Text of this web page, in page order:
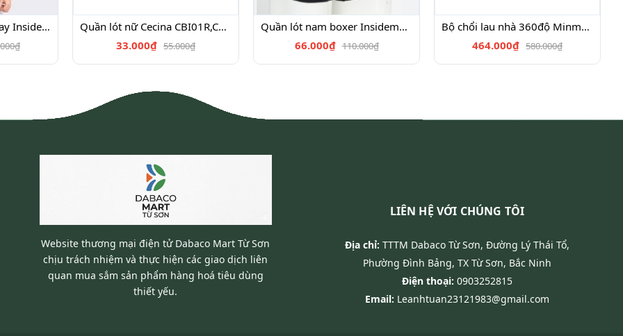
Áo thun có cổ ngắn tay Insidemen IPS040S3, IPS034S3,IPS022S3,IPS019S3,IPS064S2
Quần lót nữ Cecina CBI01R,CBI02R
33.000₫ 55.000₫
Quần lót nam boxer Insidemen IBX016,IBX015
66.000₫ 110.000₫
Bộ chổi lau nhà 360độ Minmop M30
464.000₫ 580.000₫
Website thương mại điện tử Dabaco Mart Từ Sơn
chịu trách nhiệm và thực hiện các giao dịch liên
quan mua sắm sản phẩm hàng hoá tiêu dùng
thiết yếu.
LIÊN HỆ VỚI CHÚNG TÔI
Địa chỉ: TTTM Dabaco Từ Sơn, Đường Lý Thái Tổ,
Phường Đình Bảng, TX Từ Sơn, Bắc Ninh
Điện thoại: 0903252815
Email: Leanhtuan23121983@gmail.com